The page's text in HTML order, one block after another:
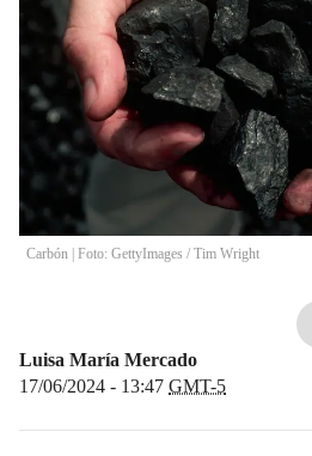
Carbón | Foto: GettyImages / Tim Wright
Luisa María Mercado
17/06/2024 - 13:47 GMT-5